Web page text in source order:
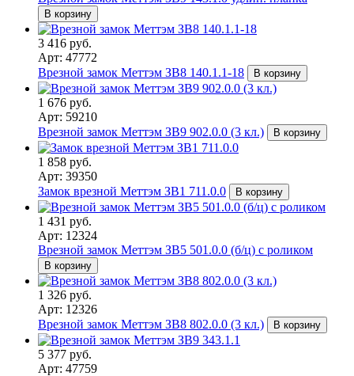
В корзину
3 416 руб.
Арт: 47772
Врезной замок Меттэм ЗВ8 140.1.1-18
В корзину
1 676 руб.
Арт: 59210
Врезной замок Меттэм ЗВ9 902.0.0 (3 кл.)
В корзину
1 858 руб.
Арт: 39350
Замок врезной Меттэм ЗВ1 711.0.0
В корзину
1 431 руб.
Арт: 12324
Врезной замок Меттэм ЗВ5 501.0.0 (б/ц) с роликом
В корзину
1 326 руб.
Арт: 12326
Врезной замок Меттэм ЗВ8 802.0.0 (3 кл.)
В корзину
5 377 руб.
Арт: 47759